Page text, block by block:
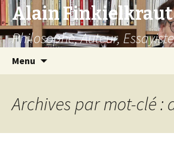
Alain Finkielkraut
Philosophe, Auteur,
Menu
Archives par mot-clé :